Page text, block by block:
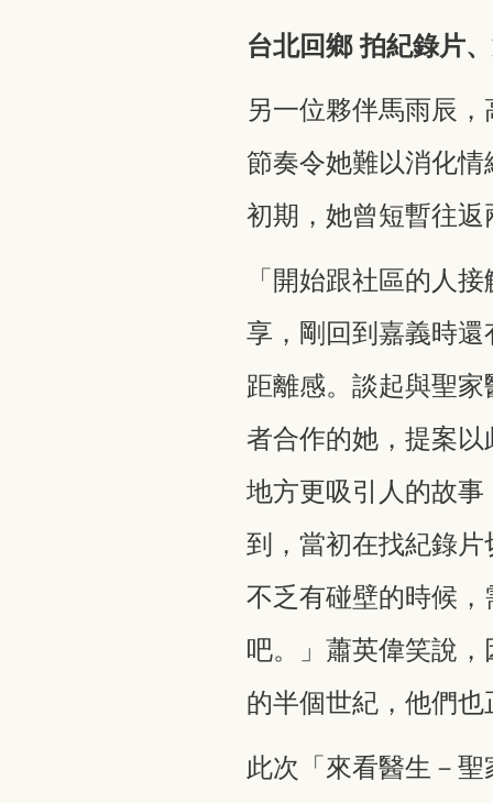
台北回鄉 拍紀錄片
另一位夥伴馬雨辰
節奏令她難以消化
初期，她曾短暫往
「開始跟社區的人
享，剛回到嘉義時
距離感。談起與聖
者合作的她，提案
地方更吸引人的故
到，當初在找紀錄
不乏有碰壁的時候
吧。」蕭英偉笑說
的半個世紀，他們
此次「來看醫生－